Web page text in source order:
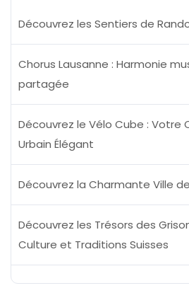
Découvrez les Sentiers de
Chorus Lausanne : Harmonie
partagée
Découvrez le Vélo Cube : Votre
Urbain Élégant
Découvrez la Charmante Ville
Découvrez les Trésors des
Culture et Traditions Suisses